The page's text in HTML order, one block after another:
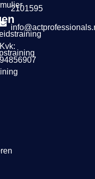
2101595
Kvk:
94856907